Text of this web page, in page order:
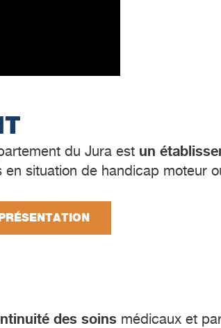
du Jura est un
situation de handicap moteur
des soins médicaux et